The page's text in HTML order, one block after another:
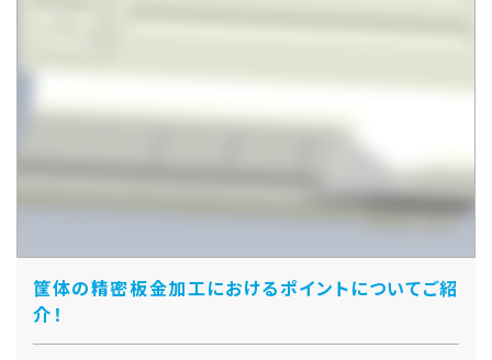
筐体の精密板金加工におけるポイントについてご紹
介！